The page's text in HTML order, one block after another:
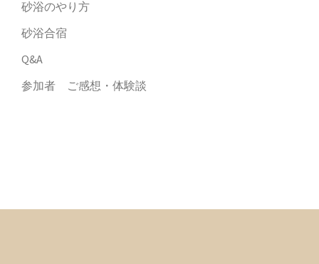
砂浴のやり方
砂浴合宿
Q&A
参加者 ご感想・体験談